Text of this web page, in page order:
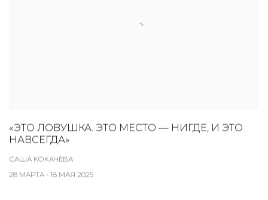
«ЭТО ЛОВУШКА. ЭТО МЕСТО — НИГДЕ, И ЭТО
НАВСЕГДА»
САША КОКАЧЕВА
28 МАРТА - 18 МАЯ 2025